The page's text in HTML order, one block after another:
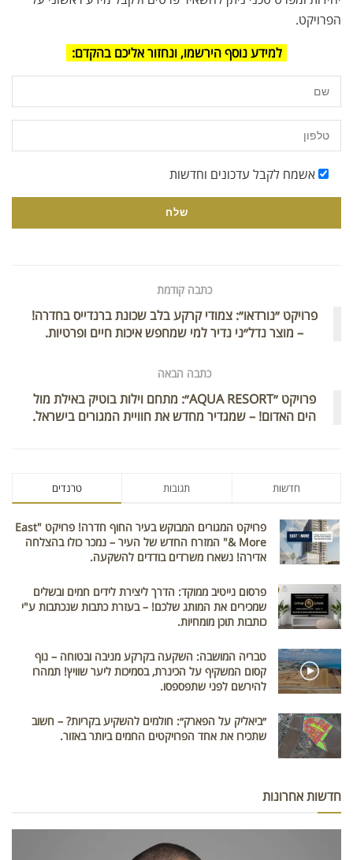
הפרויקט.
למידע נוסף הירשמו, ונחזור אליכם בהקדם:
אשמח לקבל עדכונים וחדשות
כתבה קודמת
פרויקט ״נורדאו״: צמודי קרקע בלב שכונת ברנדייס בחדרה!
– מוצר נדל״ני נדיר למי שמחפש איכות חיים ופרטיות.
כתבה הבאה
פרויקט ״AQUA RESORT״: מתחם וילות בוטיק באילת מול
הים האדום! – שמגדיר מחדש את חוויית המגורים בישראל.
טרנדים תגובות חדשות
פרויקט המגורים המבוקש בעיר החוף חדרה! פרויקט "East
& More" המזרח החדש של העיר – נמכר כולו בהצלחה
אדירה! נשארו משרדים בודדים להשקעה.
פרסום נייטיב ממוקד: הדרך ליצירת לידים חמים ובשלים
שמכירים את המותג שלכם! – בעזרת כתבות שנכתבות ע"י
כותבות תוכן מומחיות.
טבריה המושבה: השקעה בקרקע מניבה ובטוחה – נוף
קסום המשקיף על הכינרת, בסמיכות ליער שוויץ! תמהרו
להירשם לפני שתפספסו.
״ביאליק על הפארק״: חולמים להשקיע בקריות? – חשוב
שתכירו את אחד הפרויקטים החמים ביותר באזור.
חדשות אחרונות